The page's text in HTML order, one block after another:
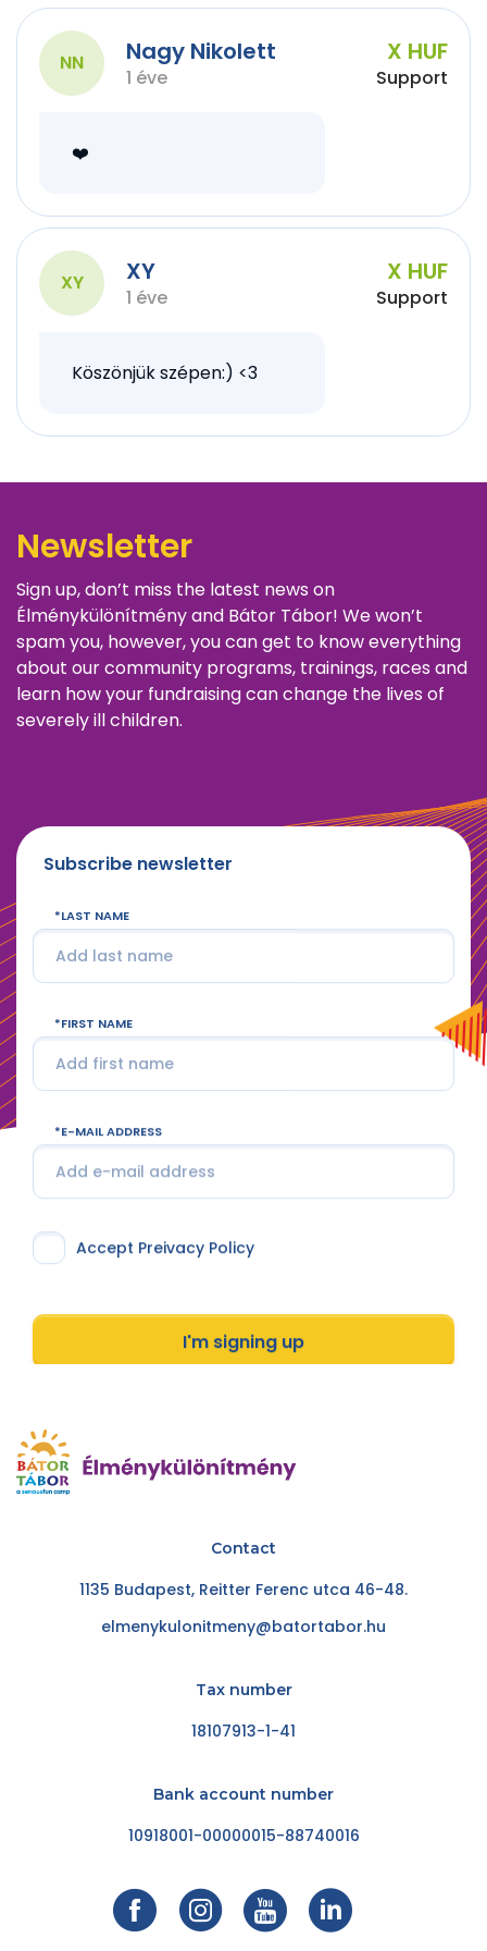
NN Nagy Nikolett
1 éve
X HUF
Support
❤️
XY XY
1 éve
X HUF
Support
Köszönjük szépen:) <3
Newsletter
Sign up, don’t miss the latest news on
Élménykülönítmény and Bátor Tábor! We won’t
spam you, however, you can get to know everything
about our community programs, trainings, races and
learn how your fundraising can change the lives of
severely ill children.
Subscribe newsletter
LAST NAME
FIRST NAME
E-MAIL ADDRESS
Accept Preivacy Policy
I'm signing up
Contact
1135 Budapest, Reitter Ferenc utca 46-48.
elmenykulonitmeny@batortabor.hu
Tax number
18107913-1-41
Bank account number
10918001-00000015-88740016